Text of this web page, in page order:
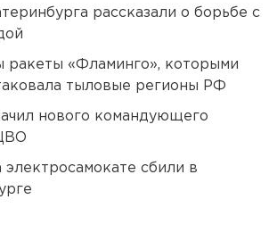
рассказали о борьбе с
ракеты «Фламинго», которыми
тыловые регионы РФ
нового командующего
электросамокате сбили в